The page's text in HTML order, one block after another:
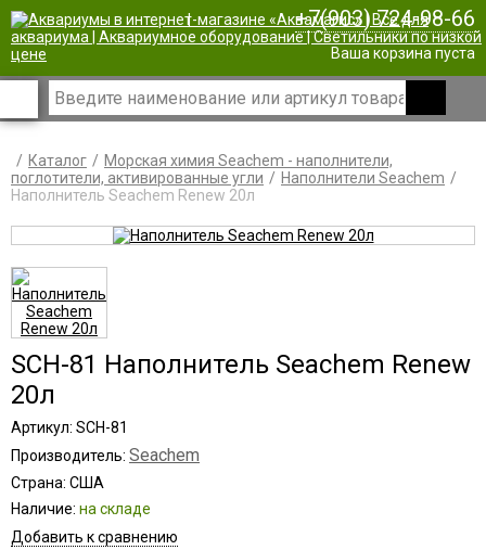
| +7(903) 724-98-66
Ваша корзина пуста
Каталог
Морская химия Seachem - наполнители,
поглотители, активированные угли
Наполнители Seachem
Наполнитель Seachem Renew 20л
SCH-81 Наполнитель Seachem Renew
20л
Артикул: SCH-81
Производитель: Seachem
Страна: США
Наличие: на складе
Добавить к сравнению